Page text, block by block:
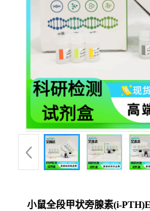
小鼠全段甲状旁腺素(i-